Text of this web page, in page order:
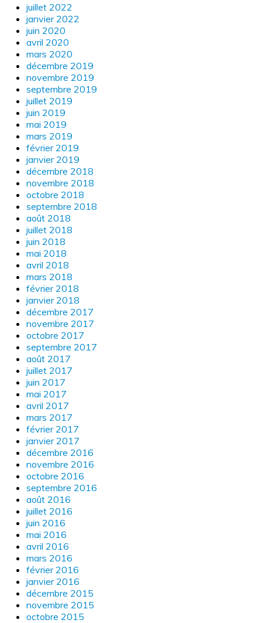
juillet 2022
janvier 2022
juin 2020
avril 2020
mars 2020
décembre 2019
novembre 2019
septembre 2019
juillet 2019
juin 2019
mai 2019
mars 2019
février 2019
janvier 2019
décembre 2018
novembre 2018
octobre 2018
septembre 2018
août 2018
juillet 2018
juin 2018
mai 2018
avril 2018
mars 2018
février 2018
janvier 2018
décembre 2017
novembre 2017
octobre 2017
septembre 2017
août 2017
juillet 2017
juin 2017
mai 2017
avril 2017
mars 2017
février 2017
janvier 2017
décembre 2016
novembre 2016
octobre 2016
septembre 2016
août 2016
juillet 2016
juin 2016
mai 2016
avril 2016
mars 2016
février 2016
janvier 2016
décembre 2015
novembre 2015
octobre 2015